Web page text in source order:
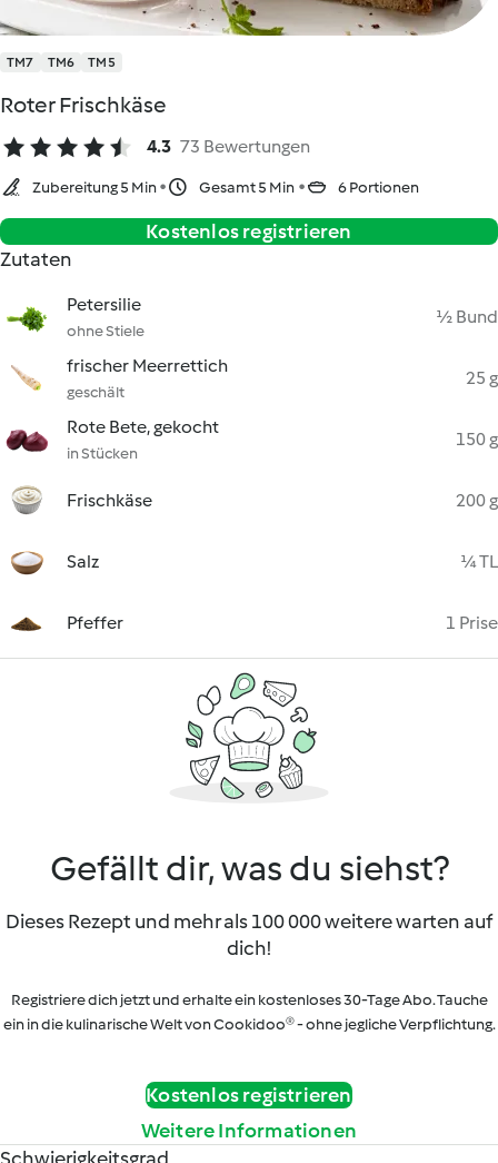
TM7 TM6 TM5
Roter Frischkäse
4.3 73 Bewertungen
Zubereitung 5 Min Gesamt 5 Min 6 Portionen
Kostenlos registrieren
Zutaten
Petersilie
ohne Stiele
½ Bund
frischer Meerrettich
geschält
25 g
Rote Bete, gekocht
in Stücken
150 g
Frischkäse 200 g
Salz ¼ TL
Pfeffer 1 Prise
Gefällt dir, was du siehst?
Dieses Rezept und mehr als 100 000 weitere warten auf
dich!
Registriere dich jetzt und erhalte ein kostenloses 30-Tage Abo. Tauche
ein in die kulinarische Welt von Cookidoo® - ohne jegliche Verpflichtung.
Kostenlos registrieren
Weitere Informationen